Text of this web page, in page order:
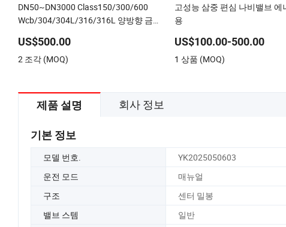
DN50~DN3000 Class150/300/600
Wcb/304/304L/316/316L 양방향 금속
브
US$500.00
2 조각 (MOQ)
고성능 삼중 편심 나비밸브 에
용
US$100.00-500.00
1 상품 (MOQ)
제품 설명 회사 정보
기본 정보
모델 번호. YK2025050603
운전 모드
매뉴얼
구조
센터 밀봉
밸브 스템
일반